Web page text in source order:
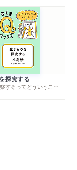
探究する
─自然を観察するってどういうこと？